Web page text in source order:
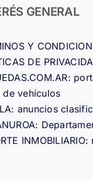
GENERAL
Y
DE
de vehículos
anuncios